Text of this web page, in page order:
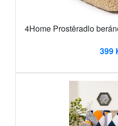
4Home Prostěradlo
399